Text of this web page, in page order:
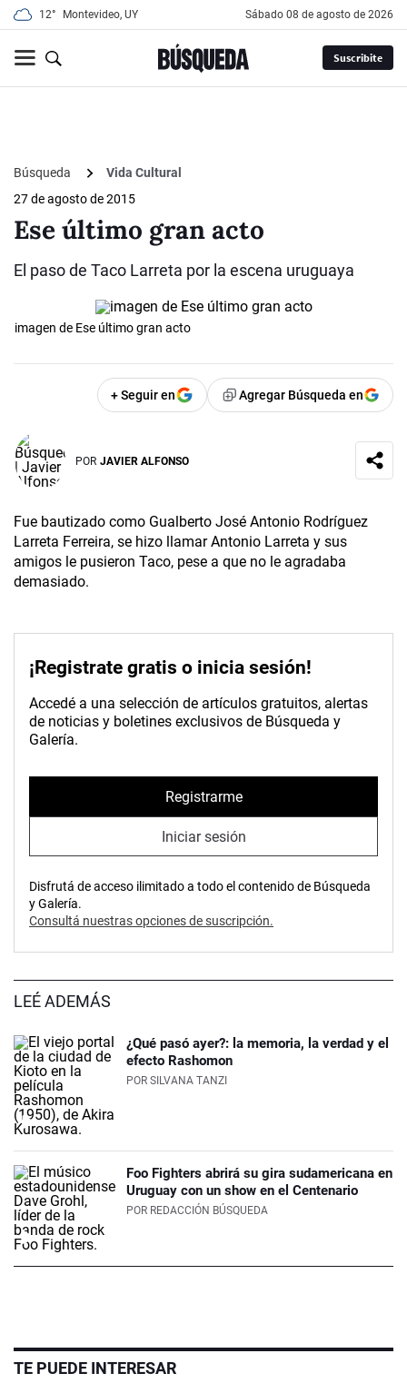
12° Montevideo, UY sábado 08 de agosto de 2026
Suscribite
Búsqueda
Vida Cultural
27 de agosto de 2015
Ese último gran acto
El paso de Taco Larreta por la escena uruguaya
imagen de Ese último gran acto
+ Seguir en Agregar Búsqueda en
POR JAVIER ALFONSO
Fue bautizado como Gualberto José Antonio Rodríguez
Larreta Ferreira, se hizo llamar Antonio Larreta y sus
amigos le pusieron Taco, pese a que no le agradaba
demasiado.
¡Registrate gratis o inicia sesión!
Accedé a una selección de artículos gratuitos, alertas
de noticias y boletines exclusivos de Búsqueda y
Galería.
Registrarme
Iniciar sesión
Disfrutá de acceso ilimitado a todo el contenido de Búsqueda
y Galería.
Consultá nuestras opciones de suscripción.
LEÉ ADEMÁS
¿Qué pasó ayer?: la memoria, la verdad y el
efecto Rashomon
POR SILVANA TANZI
Foo Fighters abrirá su gira sudamericana en
Uruguay con un show en el Centenario
POR REDACCIÓN BÚSQUEDA
TE PUEDE INTERESAR